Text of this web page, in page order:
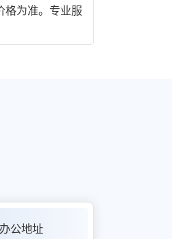
为准。专业服
公地址